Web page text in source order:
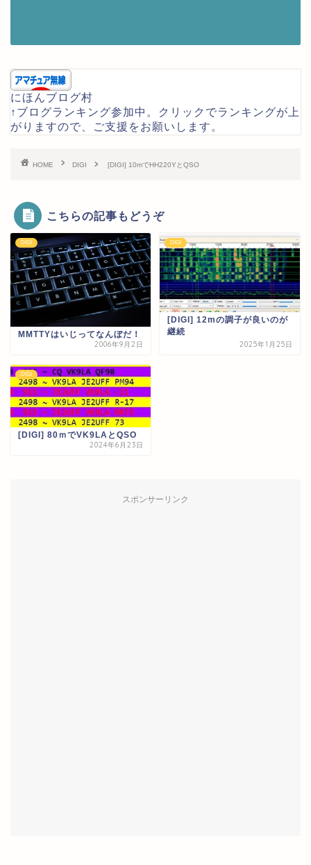
にほんブログ村
↑ブログランキング参加中。クリックでランキングが上
がりますので、ご支援をお願いします。
HOME DIGI [DIGI] 10mでHH220YとQSO
こちらの記事もどうぞ
DIGI
MMTTYはいじってなんぼだ！
2006年9月2日
DIGI
[DIGI] 12mの調子が良いのが
継続
2025年1月25日
DIGI
[DIGI] 80ｍでVK9LAとQSO
2024年6月23日
スポンサーリンク